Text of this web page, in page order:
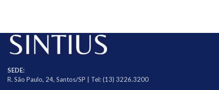
SEDE:
R. São Paulo, 24, Santos/SP | Tel: (13) 3226.3200